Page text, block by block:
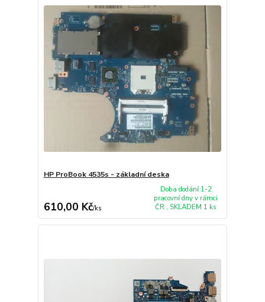
HP ProBook 4535s - základní deska
610,00 Kč/ks
Doba dodání 1-2
pracovní dny v rámci
ČR , SKLADEM 1 ks